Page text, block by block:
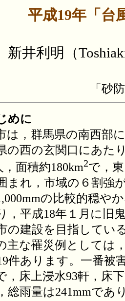
平成19年「台
新井利明（
「砂
めに
，群馬県の南西部
の西の玄関口にあた
，面積約180km2で，
まれ，市域の６割強
の比較的穏や
，平成18年１月に旧
の建設を目指してい
な罹災例としては
件あります。一番被
，床上浸水93軒，床
総雨量は241mmであ